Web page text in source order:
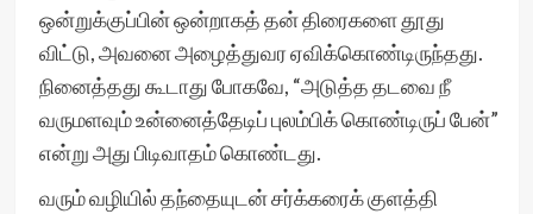
ஒன்றுக்குப்பின் ஒன்றாகத் தன் திரைகளை தூது
விட்டு, அவனை அழைத்துவர ஏவிக்கொண்டிருந்தது.
நினைத்தது கூடாது போகவே, “அடுத்த தடவை நீ
வருமளவும் உன்னைத்தேடிப் புலம்பிக் கொண்டிருப் பேன்”
என்று அது பிடிவாதம் கொண்டது.
வரும் வழியில் தந்தையுடன் சர்க்கரைக் குளத்தி